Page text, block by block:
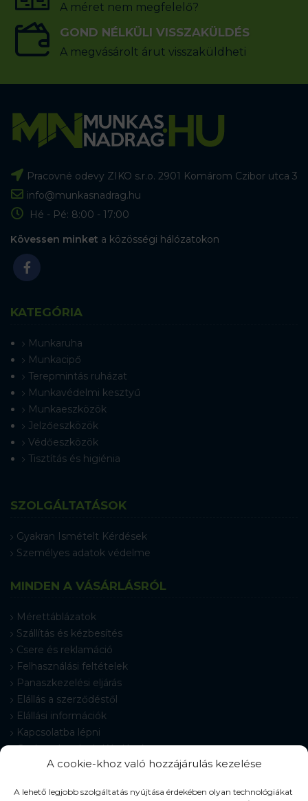
A cookie-khoz való hozzájárulás kezelése
A lehető legjobb szolgáltatás nyújtása érdekében olyan technológiákat
A méret nem megfelelő?
GOND NÉLKÜLI VISSZAKÜLDÉS
A megvásárolt árut visszaküldheti
Pracovné odevy ZIKO s.r.o. 2901 Komárom Czibor utca 3
info@munkasnadrag.hu
Hé - Pé: 8:00 - 17:00
Kövessen minket a közösségi hálózatokon
KATEGÓRIA
Munkaruha
Munkacipő
Terepmintás ruházat
Munkavédelmi kesztyű
Munkaeszközök
Jelzőeszközök
Védőeszközök
Tisztítás és higiénia
SZOLGÁLTATÁSOK
Gyakran Ismételt Kérdések
Személyes adatok védelme
MINDEN A VÁSÁRLÁSRÓL
Mérettáblázatok
Szállítás és kézbesítés
Csere és reklamáció
Felhasználási feltételek
Panaszkezelési eljárás
Elállás a szerződéstől
Elállási információk
Kapcsolatba lépni
Gyakran Ismételt Kérdések
Cookie-beállítások